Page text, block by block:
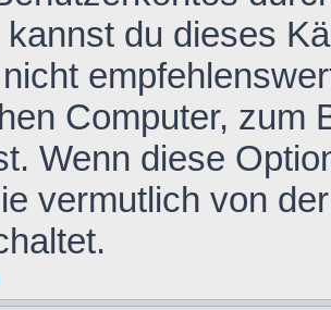
kannst du dieses
Computer, zum
Wenn diese
vermutlich von